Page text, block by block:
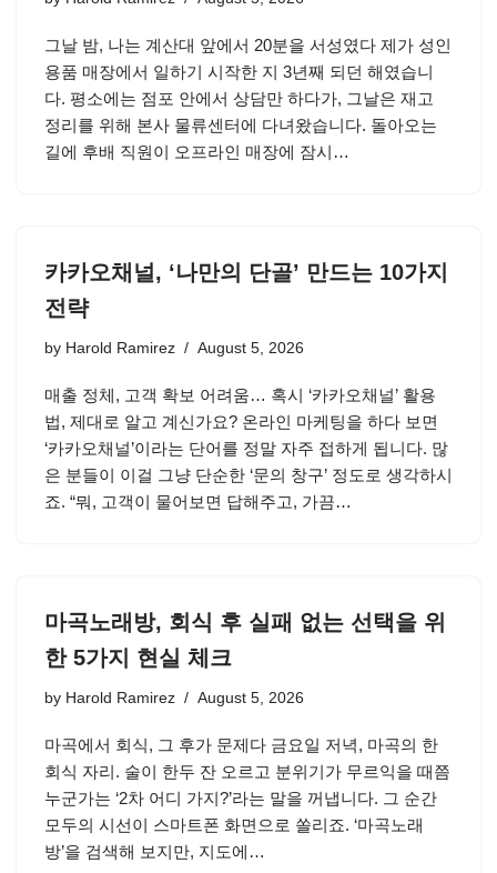
그날 밤, 나는 계산대 앞에서 20분을 서성였다 제가 성인
용품 매장에서 일하기 시작한 지 3년째 되던 해였습니
다. 평소에는 점포 안에서 상담만 하다가, 그날은 재고
정리를 위해 본사 물류센터에 다녀왔습니다. 돌아오는
길에 후배 직원이 오프라인 매장에 잠시…
카카오채널, ‘나만의 단골’ 만드는 10가지
전략
by Harold Ramirez August 5, 2026
매출 정체, 고객 확보 어려움… 혹시 ‘카카오채널’ 활용
법, 제대로 알고 계신가요? 온라인 마케팅을 하다 보면
‘카카오채널’이라는 단어를 정말 자주 접하게 됩니다. 많
은 분들이 이걸 그냥 단순한 ‘문의 창구’ 정도로 생각하시
죠. “뭐, 고객이 물어보면 답해주고, 가끔…
마곡노래방, 회식 후 실패 없는 선택을 위
한 5가지 현실 체크
by Harold Ramirez August 5, 2026
마곡에서 회식, 그 후가 문제다 금요일 저녁, 마곡의 한
회식 자리. 술이 한두 잔 오르고 분위기가 무르익을 때쯤
누군가는 ‘2차 어디 가지?’라는 말을 꺼냅니다. 그 순간
모두의 시선이 스마트폰 화면으로 쏠리죠. ‘마곡노래
방’을 검색해 보지만, 지도에…